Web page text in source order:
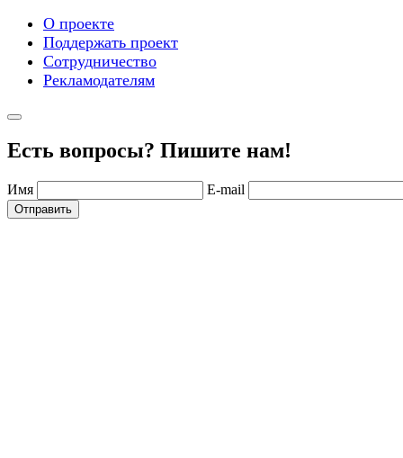
О проекте
Поддержать проект
Сотрудничество
Рекламодателям
Есть вопросы? Пишите нам!
Имя E-mail